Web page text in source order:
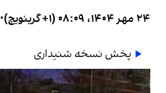
۲۴ مهر ۱۴۰۴، ۰۸:۰۹ (‎+۱ گرینویچ) •
پخش نسخه شنیداری